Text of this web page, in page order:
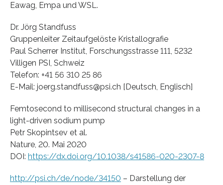
Eawag, Empa und WSL.
Dr. Jörg Standfuss
Gruppenleiter Zeitaufgelöste Kristallografie
Paul Scherrer Institut, Forschungsstrasse 111, 5232
Villigen PSI, Schweiz
Telefon: +41 56 310 25 86
E-Mail: joerg.standfuss@psi.ch [Deutsch, Englisch]
Femtosecond to millisecond structural changes in a
light-driven sodium pump
Petr Skopintsev et al.
Nature, 20. Mai 2020
DOI: https://dx.doi.org/10.1038/s41586-020-2307-8
http://psi.ch/de/node/34150 – Darstellung der